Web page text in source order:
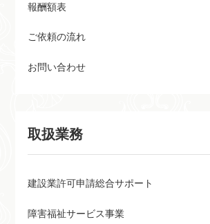
報酬額表
ご依頼の流れ
お問い合わせ
取扱業務
建設業許可申請総合サポート
障害福祉サービス事業